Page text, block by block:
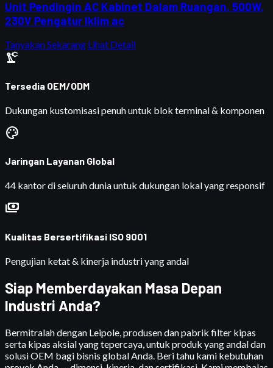
Unit Pendingin AC Kabinet Dalam Ruangan, 500W,
230V Pengatur Iklim ac
Tanyakan Sekarang Lihat Detail
precision_manufacturing
Tersedia OEM/ODM
Dukungan kustomisasi penuh untuk blok terminal & komponen
palette
Jaringan Layanan Global
44 kantor di seluruh dunia untuk dukungan lokal yang responsif
payments
Kualitas Bersertifikasi ISO 9001
Pengujian ketat & kinerja industri yang andal
Siap Memberdayakan Masa Depan
Industri Anda?
Bermitralah dengan Leipole, produsen dan pabrik filter kipas
serta kipas aksial yang tepercaya, untuk produk yang andal dan
solusi OEM bagi bisnis global Anda. Beri tahu kami kebutuhan